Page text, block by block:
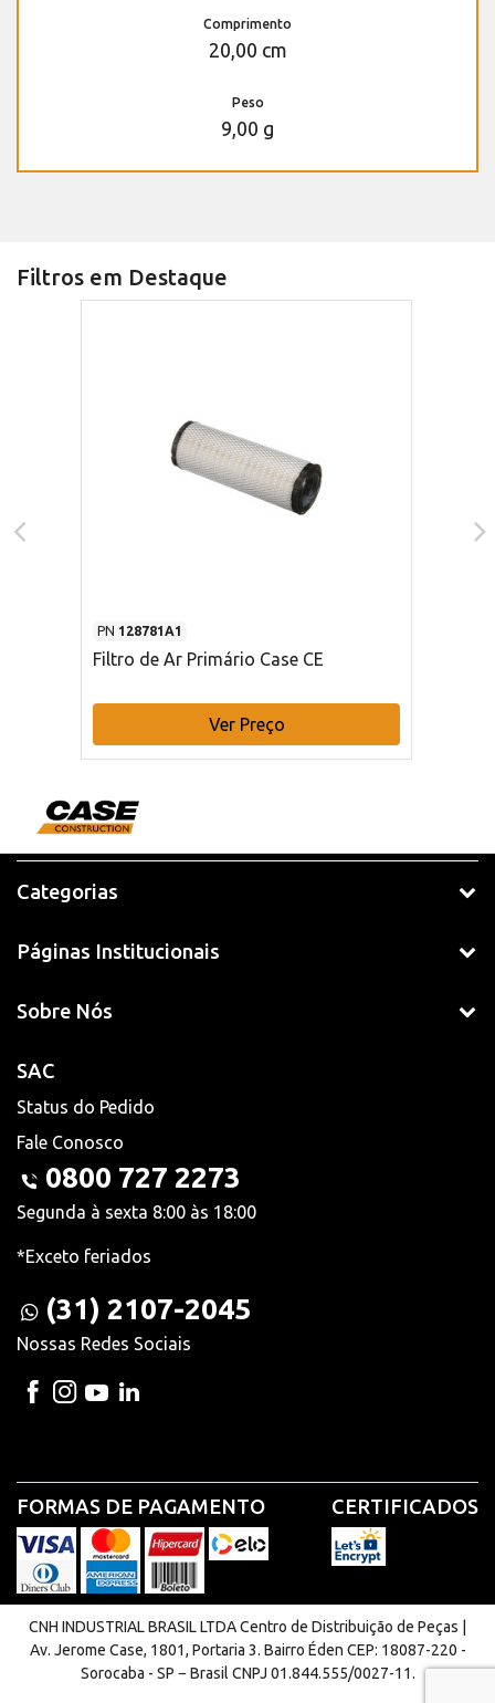
Comprimento
20,00 cm
Peso
9,00 g
Filtros em Destaque
PN 128781A1
Filtro de Ar Primário Case CE
Ver Preço
Categorias
Páginas Institucionais
Sobre Nós
SAC
Status do Pedido
Fale Conosco
0800 727 2273
Segunda à sexta 8:00 às 18:00
*Exceto feriados
(31) 2107-2045
Nossas Redes Sociais
FORMAS DE PAGAMENTO CERTIFICADOS
CNH INDUSTRIAL BRASIL LTDA Centro de Distribuição de Peças |
Av. Jerome Case, 1801, Portaria 3. Bairro Éden CEP: 18087-220 -
Sorocaba - SP − Brasil CNPJ 01.844.555/0027-11.